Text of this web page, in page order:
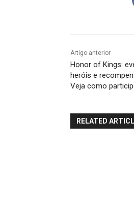
Artigo anterior
Honor of Kings:
heróis e
Veja como
RELATED